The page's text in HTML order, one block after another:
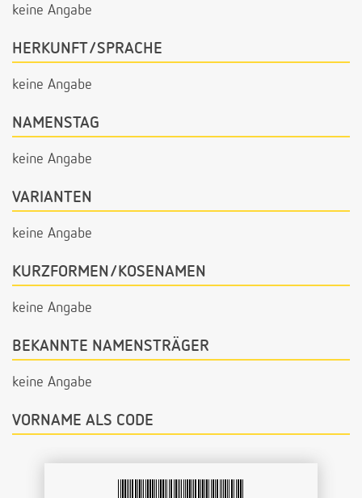
keine Angabe
HERKUNFT/SPRACHE
keine Angabe
NAMENSTAG
keine Angabe
VARIANTEN
keine Angabe
KURZFORMEN/KOSENAMEN
keine Angabe
BEKANNTE NAMENSTRÄGER
keine Angabe
VORNAME ALS CODE